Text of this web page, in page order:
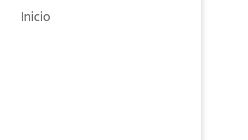
s
Inicio